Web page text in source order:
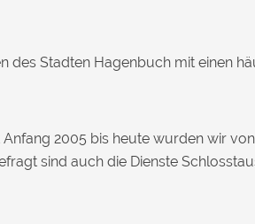
des Stadten Hagenbuch mit einen
2005 bis heute wurden wir
sind auch die Dienste